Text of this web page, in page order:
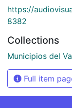
https://
8382
Collections
Municipios del
Full item